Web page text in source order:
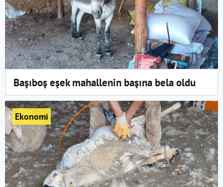
Başıboş eşek mahallenin başına bela oldu
Ekonomi